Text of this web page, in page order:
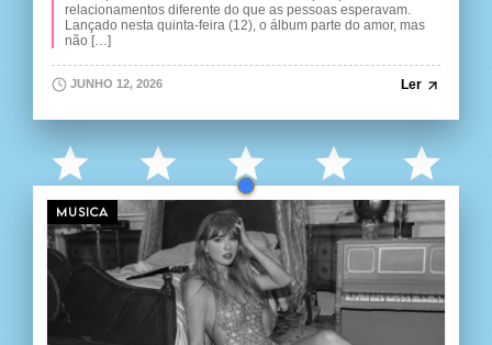
relacionamentos diferente do que as pessoas esperavam.
Lançado nesta quinta-feira (12), o álbum parte do amor, mas
não […]
JUNHO 12, 2026 Ler
MUSICA